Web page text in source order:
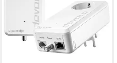
194,86 €
mtl. in 12 Raten
lieferbar - in 2-3 Werktagen bei dir